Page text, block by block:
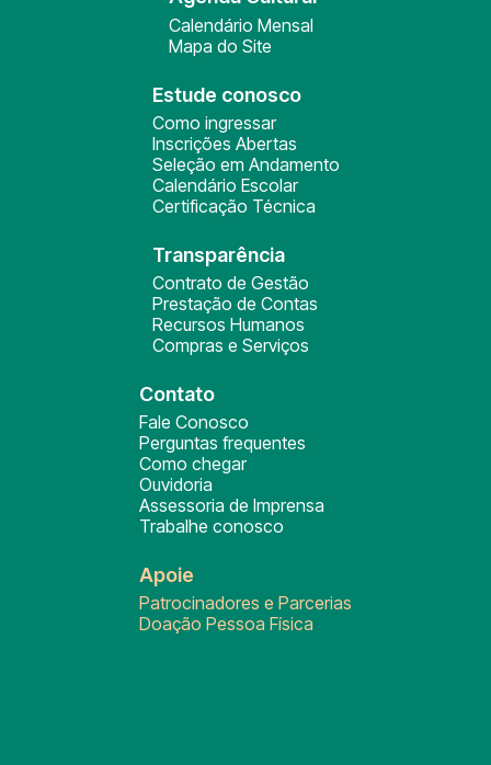
Calendário Mensal
Mapa do Site
Estude conosco
Como ingressar
Inscrições Abertas
Seleção em Andamento
Calendário Escolar
Certificação Técnica
Transparência
Contrato de Gestão
Prestação de Contas
Recursos Humanos
Compras e Serviços
Contato
Fale Conosco
Perguntas frequentes
Como chegar
Ouvidoria
Assessoria de Imprensa
Trabalhe conosco
Apoie
Patrocinadores e Parcerias
Doação Pessoa Física